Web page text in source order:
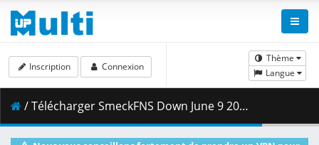
Thème
Langue
Inscription Connexion
/ Télécharger SmeckFNS Down June 9 2023 720p HD.mp4 ( 2.76 GB )